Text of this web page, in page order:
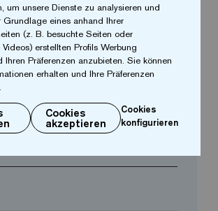
um unsere Dienste zu analysieren und
Grundlage eines anhand Ihrer
(z. B. besuchte Seiten oder
erstellten Profils Werbung
Ihren Präferenzen anzubieten. Sie können
erhalten und Ihre Präferenzen
Cookies
akzeptieren
Cookies
konfigurieren